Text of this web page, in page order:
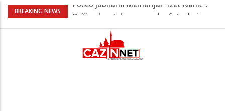
BREAKING NEWS
Evo šta piše u zahtjevu za ponovno
Četvrto ljeto zaredom Trg slobode
postaje Naše mjesto - Bingo Ljetno kino
Tuzla